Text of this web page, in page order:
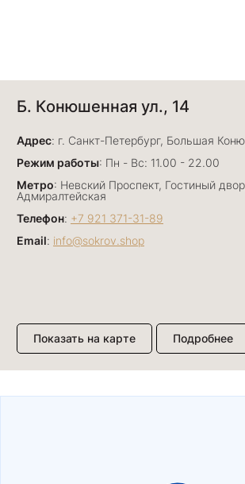
Б. Конюшенная ул., 14
Адрес: г. Санкт-Петербург, Большая
Режим работы: Пн - Вс: 11.00 - 22.00
Метро: Невский Проспект, Гостиный
Адмиралтейская
Телефон: +7 921 371-31-89
Email: info@sokrov.shop
Показать на карте Подробнее